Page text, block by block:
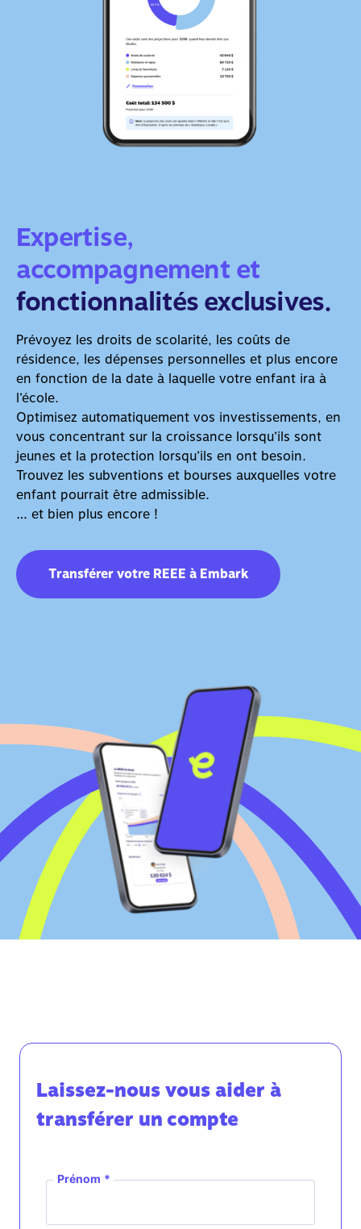
Expertise,
accompagnement et
fonctionnalités exclusives.
Prévoyez les droits de scolarité, les coûts de
résidence, les dépenses personnelles et plus encore
en fonction de la date à laquelle votre enfant ira à
l’école.
Optimisez automatiquement vos investissements, en
vous concentrant sur la croissance lorsqu’ils sont
jeunes et la protection lorsqu’ils en ont besoin.
Trouvez les subventions et bourses auxquelles votre
enfant pourrait être admissible.
… et bien plus encore !
Transférer votre REEE à Embark
Laissez-nous vous aider à
transférer un compte